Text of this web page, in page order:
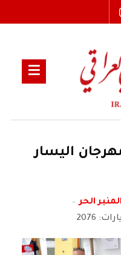
اليسار
المنبر الحر
2076